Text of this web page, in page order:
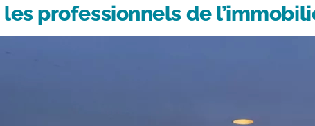
professionnels de